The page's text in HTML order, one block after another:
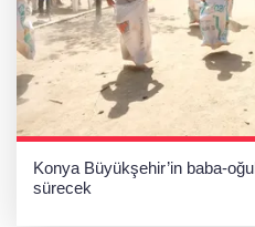
Konya Büyükşehir’in baba-
sürecek